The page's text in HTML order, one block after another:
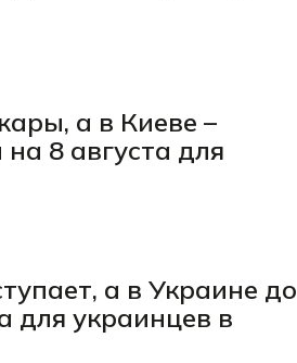
а в Киеве –
8 августа для
а в Украине до
для украинцев в